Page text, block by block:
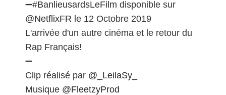
➖#BanlieusardsLeFilm disponible sur
@NetflixFR le 12 Octobre 2019
L'arrivée d'un autre cinéma et le retour du
Rap Français!
➖
Clip réalisé par @_LeilaSy_
Musique @FleetzyProd